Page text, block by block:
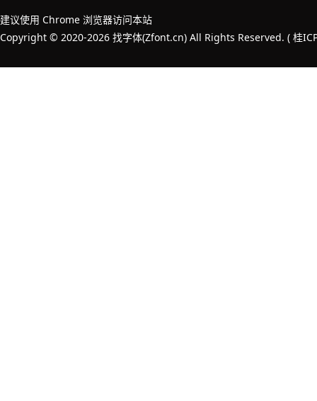
建议使用 Chrome 浏览器访问本站
Copyright © 2020-2026 找字体(Zfont.cn) All Rights Reserved. ( 桂